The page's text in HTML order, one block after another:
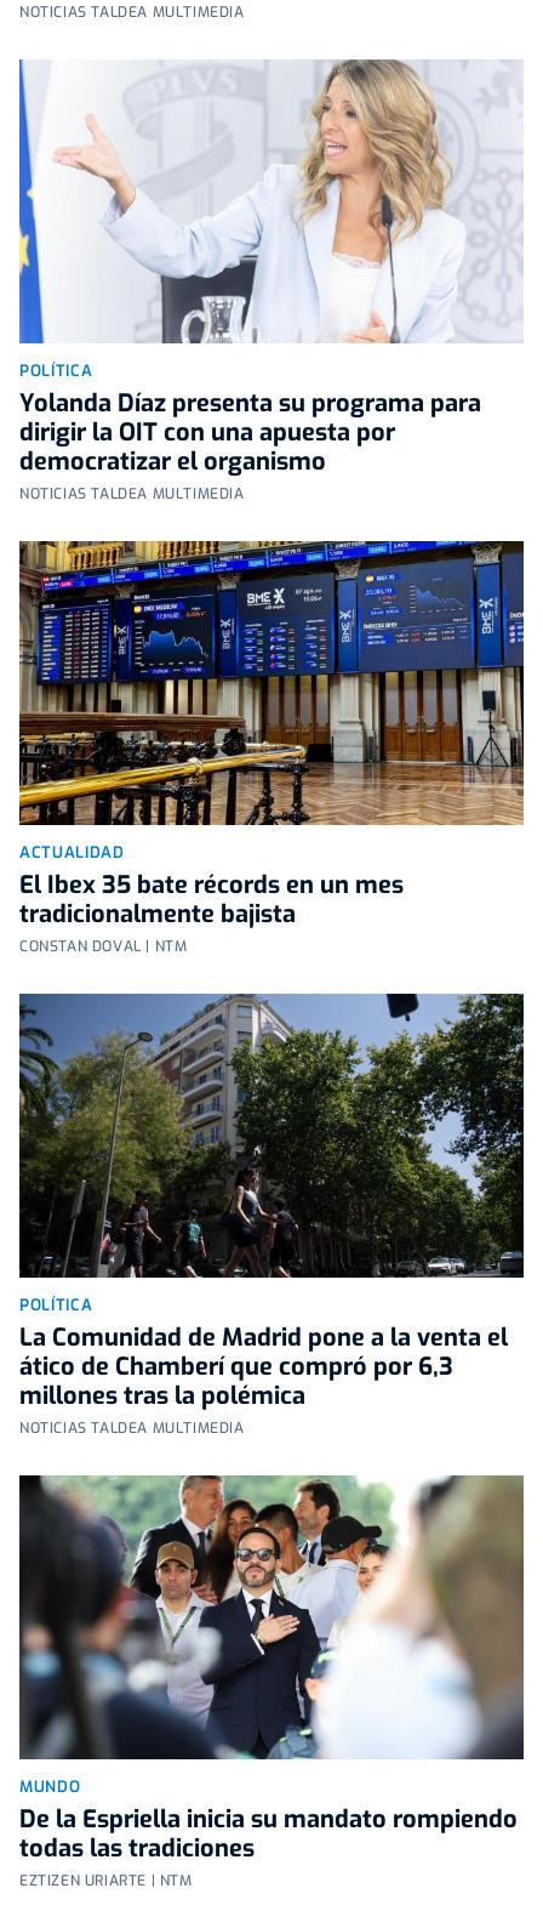
NOTICIAS TALDEA MULTIMEDIA
POLÍTICA
Yolanda Díaz presenta su programa para
dirigir la OIT con una apuesta por
democratizar el organismo
NOTICIAS TALDEA MULTIMEDIA
ACTUALIDAD
El Ibex 35 bate récords en un mes
tradicionalmente bajista
CONSTAN DOVAL | NTM
POLÍTICA
La Comunidad de Madrid pone a la venta el
ático de Chamberí que compró por 6,3
millones tras la polémica
NOTICIAS TALDEA MULTIMEDIA
MUNDO
De la Espriella inicia su mandato rompiendo
todas las tradiciones
EZTIZEN URIARTE | NTM